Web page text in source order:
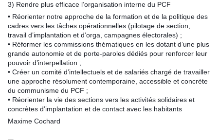
3) Rendre plus efficace l’organisation interne du PCF
• Réorienter notre approche de la formation et de la politique des
cadres vers les tâches opérationnelles (pilotage de section,
travail d’implantation et d’orga, campagnes électorales) ;
• Réformer les commissions thématiques en les dotant d’une plus
grande autonomie et de porte-paroles dédiés pour renforcer leur
pouvoir d’interpellation ;
• Créer un comité d’intellectuels et de salariés chargé de travailler
une approche résolument contemporaine, accessible et concrète
du communisme du PCF ;
• Réorienter la vie des sections vers les activités solidaires et
concrètes d’implantation et de contact avec les habitants
Maxime Cochard